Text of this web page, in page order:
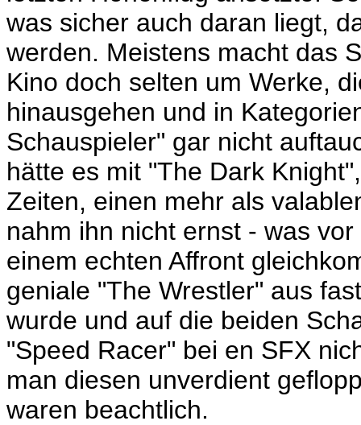
was sicher auch daran liegt,
werden. Meistens macht das
Kino doch selten um Werke,
hinausgehen und in
Schauspieler" gar nicht
hätte es mit "The Dark
Zeiten, einen mehr als
nahm ihn nicht ernst - was
einem echten Affront
geniale "The Wrestler" aus
wurde und auf die beiden
"Speed Racer" bei en SFX
man diesen unverdient
waren beachtlich.